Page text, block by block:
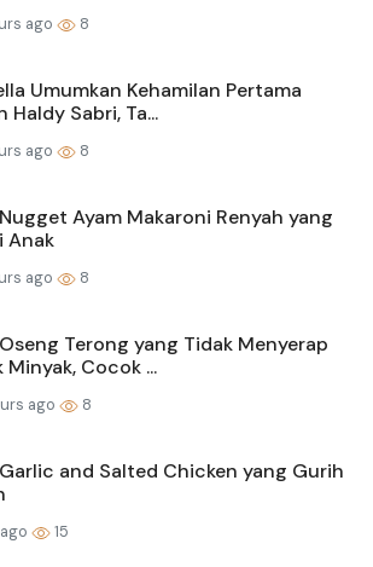
ago 8
Umumkan Kehamilan Pertama
Haldy Sabri, Ta...
ago 8
Ayam Makaroni Renyah yang
Anak
ago 8
Terong yang Tidak Menyerap
Minyak, Cocok ...
ago 8
and Salted Chicken yang Gurih
15